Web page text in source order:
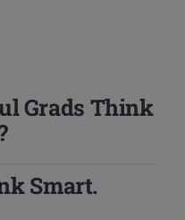
Grads Think
Smart.